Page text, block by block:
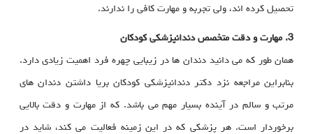
تحصیل کرده اند، ولی تجربه و مهارت کافی را ندارند.
3. مهارت و دقت متخصص دندانپزشکی کودکان
همان طور که می دانید دندان ها در زیبایی چهره فرد اهمیت زیادی دارد.
بنابراین مراجعه نزد دکتر دندانپزشکی کودکان بریا داشتن دندان های
مرتب و سالم در آینده بسیار مهم می باشد. که از مهارت و دقت بالایی
برخوردار است. هر پزشکی که در این زمینه فعالیت می کند، شاید در